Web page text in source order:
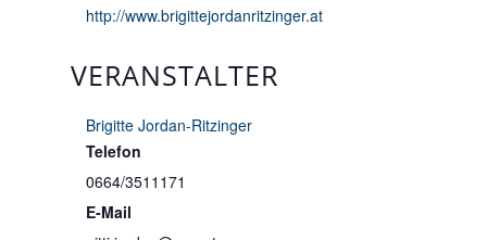
http://www.brigittejordanritzinger.at
VERANSTALTER
Brigitte Jordan-Ritzinger
Telefon
0664/3511171
E-Mail